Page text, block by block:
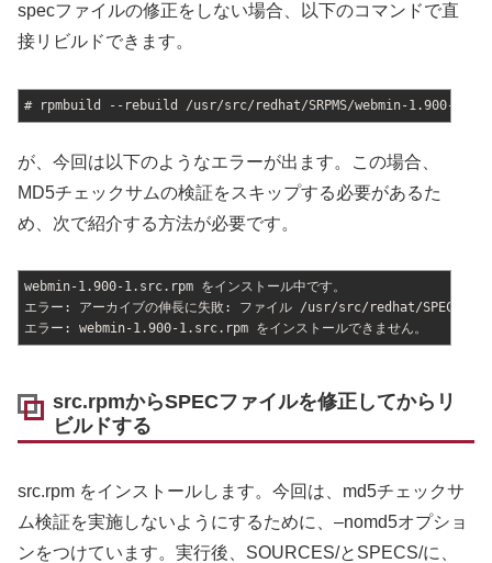
specファイルの修正をしない場合、以下のコマンドで直
接リビルドできます。
# rpmbuild --rebuild /usr/src/redhat/SRPMS/webmin-1.900-
が、今回は以下のようなエラーが出ます。この場合、
MD5チェックサムの検証をスキップする必要があるた
め、次で紹介する方法が必要です。
webmin-1.900-1.src.rpm をインストール中です。
エラー: アーカイブの伸長に失敗: ファイル /usr/src/redhat/SPECS/
エラー: webmin-1.900-1.src.rpm をインストールできません。
src.rpmからSPECファイルを修正してからリ
ビルドする
src.rpm をインストールします。今回は、md5チェックサ
ム検証を実施しないようにするために、–nomd5オプショ
ンをつけています。実行後、SOURCES/とSPECS/に、